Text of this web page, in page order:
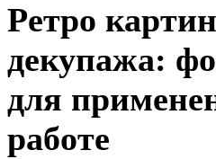
Ретро
декупажа:
для
работе